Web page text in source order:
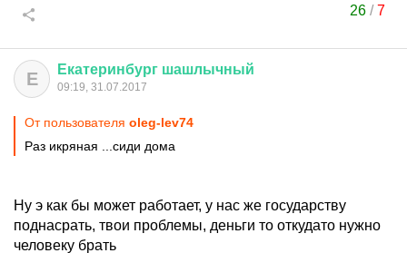
26 /7
Е Екатеринбург шашлычный
09:19, 31.07.2017
От пользователя oleg-lev74
Раз икряная ...сиди дома
Ну э как бы может работает, у нас же государству
поднасрать, твои проблемы, деньги то откудато нужно
человеку брать